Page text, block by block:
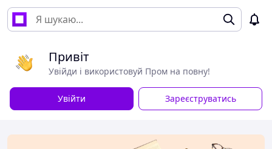
Привіт
Увійди і використовуй Пром на повну!
Увійти Зареєструватись